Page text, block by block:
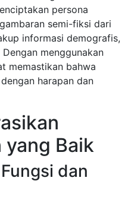
persona
semi-fiksi dari
informasi demografis,
menggunakan
memastikan bahwa
harapan dan
yang Baik
dan